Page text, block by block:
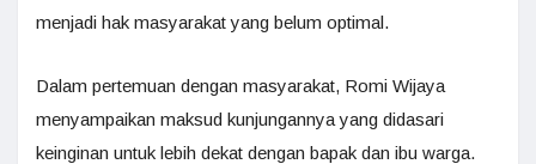
menjadi hak masyarakat yang belum optimal.
Dalam pertemuan dengan masyarakat, Romi Wijaya
menyampaikan maksud kunjungannya yang didasari
keinginan untuk lebih dekat dengan bapak dan ibu warga.